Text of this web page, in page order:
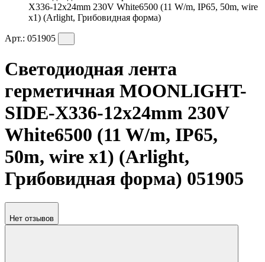
X336-12x24mm 230V White6500 (11 W/m, IP65, 50m, wire
x1) (Arlight, Грибовидная форма)
Арт.: 051905
Светодиодная лента
герметичная MOONLIGHT-
SIDE-X336-12x24mm 230V
White6500 (11 W/m, IP65,
50m, wire x1) (Arlight,
Грибовидная форма) 051905
Нет отзывов